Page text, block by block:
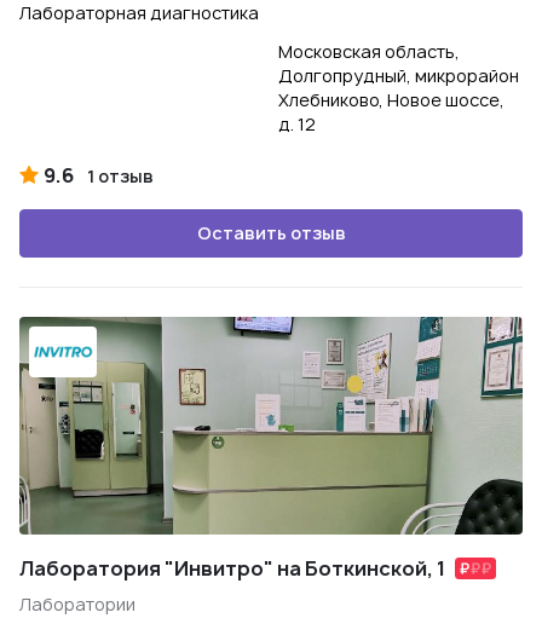
Лабораторная диагностика
Московская область,
Долгопрудный, микрорайон
Хлебниково, Новое шоссе,
д. 12
9.6 1 отзыв
Оставить отзыв
Лаборатория "Инвитро" на Боткинской, 1
Лаборатории